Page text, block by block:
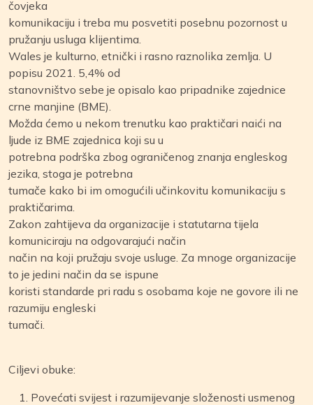
čovjeka
komunikaciju i treba mu posvetiti posebnu pozornost u
pružanju usluga klijentima.
Wales je kulturno, etnički i rasno raznolika zemlja. U
popisu 2021. 5,4% od
stanovništvo sebe je opisalo kao pripadnike zajednice
crne manjine (BME).
Možda ćemo u nekom trenutku kao praktičari naići na
ljude iz BME zajednica koji su u
potrebna podrška zbog ograničenog znanja engleskog
jezika, stoga je potrebna
tumače kako bi im omogućili učinkovitu komunikaciju s
praktičarima.
Zakon zahtijeva da organizacije i statutarna tijela
komuniciraju na odgovarajući način
način na koji pružaju svoje usluge. Za mnoge organizacije
to je jedini način da se ispune
koristi standarde pri radu s osobama koje ne govore ili ne
razumiju engleski
tumači.
Ciljevi obuke:
Povećati svijest i razumijevanje složenosti usmenog